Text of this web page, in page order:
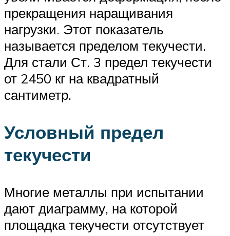
прекращения наращивания
нагрузки. Этот показатель
называется пределом текучести.
Для стали Ст. 3 предел текучести
от 2450 кг на квадратный
сантиметр.
Условный предел
текучести
Многие металлы при испытании
дают диаграмму, на которой
площадка текучести отсутствует